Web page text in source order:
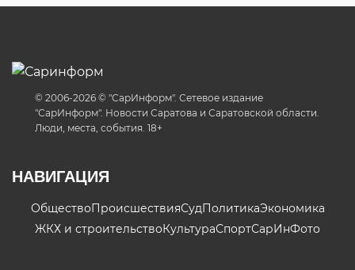
© 2006-2026 © "СарИнформ". Сетевое издание
"СарИнформ". Новости Саратова и Саратовской области.
Люди, места, события. 18+
НАВИГАЦИЯ
ОбществоПроисшествияСудПолитикаЭкономика
ЖКХ и строительствоКультураСпортСарИнФото